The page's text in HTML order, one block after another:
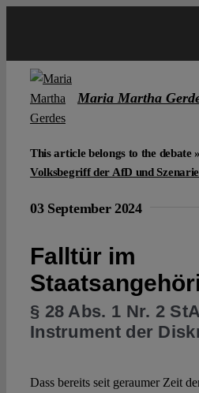
Maria Martha
This article belongs to the debate »
Volksbegriff der AfD und
03 September 2024
Falltür im
§ 28 Abs. 1 Nr. 2
Instrument der
Dass bereits seit geraumer Zeit